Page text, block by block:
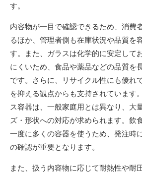
す。
内容物が一目で確認できるため、消費
るほか、管理者側も在庫状況や品質を
す。また、ガラスは化学的に安定して
にくいため、食品や薬品などの品質を
です。さらに、リサイクル性にも優れ
を抑える観点からも支持されています
ス容器は、一般家庭用とは異なり、大
ズ・形状への対応が求められます。飲
一度に多くの容器を使うため、発注時
の確認が重要となります。
また、扱う内容物に応じて耐熱性や耐